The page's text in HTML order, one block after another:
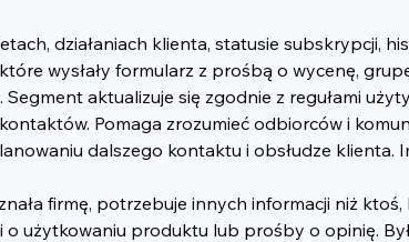
działaniach klienta, statusie subskrypcji,
wysłały formularz z prośbą o wycenę,
aktualizuje się zgodnie z regułami
Pomaga zrozumieć odbiorców i
dalszego kontaktu i obsłudze klienta.
firmę, potrzebuje innych informacji niż ktoś,
użytkowaniu produktu lub prośby o opinię.